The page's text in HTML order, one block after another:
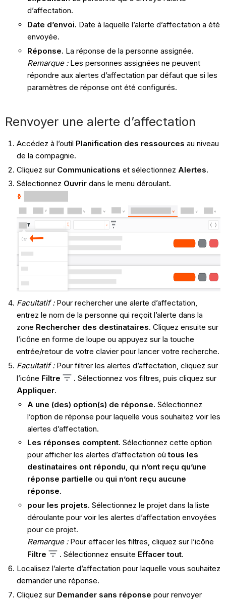
d’affectation.
Date d’envoi. Date à laquelle l’alerte d’affectation a été
envoyée.
Réponse. La réponse de la personne assignée.
Remarque :Les personnes assignées ne peuvent
répondre aux alertes d’affectation par défaut que si les
paramètres de réponse ont été configurés.
Renvoyer une alerte d’affectation
Accédez à l’outil Planification des ressources au niveau
de la compagnie.
Cliquez sur Communications et sélectionnez Alertes.
Sélectionnez Ouvrirdans le menu déroulant.
Facultatif :Pour rechercher une alerte d’affectation,
entrez le nom de la personne qui reçoit l’alerte dans la
zone Rechercher des destinataires. Cliquez ensuite sur
l’icône en forme de loupe ou appuyez sur la touche
entrée/retour de votre clavier pour lancer votre recherche.
Facultatif :Pour filtrer les alertes d’affectation, cliquez sur
l’icône Filtre . Sélectionnez vos filtres, puis cliquez sur
Appliquer.
A une (des) option(s) de réponse. Sélectionnez
l’option de réponse pour laquelle vous souhaitez voir les
alertes d’affectation.
Les réponses comptent. Sélectionnez cette option
pour afficher les alertes d’affectation oùtous les
destinataires ont répondu, qui n’ont reçu qu’une
réponse partielle ou qui n’ont reçu aucune
réponse.
pour les projets. Sélectionnez le projet dans la liste
déroulante pour voir les alertes d’affectation envoyées
pour ce projet.
Remarque : Pour effacer les filtres, cliquez sur l’icône
Filtre
. Sélectionnez ensuite Effacer tout.
Localisez l’alerte d’affectation pour laquelle vous souhaitez
demander une réponse.
Cliquez sur Demander sans réponse pour renvoyer